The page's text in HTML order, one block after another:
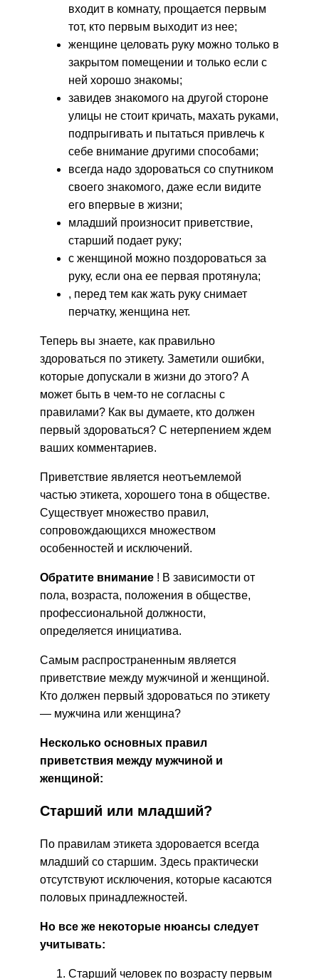
входит в комнату, прощается первым
тот, кто первым выходит из нее;
женщине целовать руку можно только в
закрытом помещении и только если с
ней хорошо знакомы;
завидев знакомого на другой стороне
улицы не стоит кричать, махать руками,
подпрыгивать и пытаться привлечь к
себе внимание другими способами;
всегда надо здороваться со спутником
своего знакомого, даже если видите
его впервые в жизни;
младший произносит приветствие,
старший подает руку;
с женщиной можно поздороваться за
руку, если она ее первая протянула;
, перед тем как жать руку снимает
перчатку, женщина нет.
Теперь вы знаете, как правильно
здороваться по этикету. Заметили ошибки,
которые допускали в жизни до этого? А
может быть в чем-то не согласны с
правилами? Как вы думаете, кто должен
первый здороваться? С нетерпением ждем
ваших комментариев.
Приветствие является неотъемлемой
частью этикета, хорошего тона в обществе.
Существует множество правил,
сопровождающихся множеством
особенностей и исключений.
Обратите внимание ! В зависимости от
пола, возраста, положения в обществе,
профессиональной должности,
определяется инициатива.
Самым распространенным является
приветствие между мужчиной и женщиной.
Кто должен первый здороваться по этикету
— мужчина или женщина?
Несколько основных правил
приветствия между мужчиной и
женщиной:
Старший или младший?
По правилам этикета здоровается всегда
младший со старшим. Здесь практически
отсутствуют исключения, которые касаются
половых принадлежностей.
Но все же некоторые нюансы следует
учитывать:
Старший человек по возрасту первым